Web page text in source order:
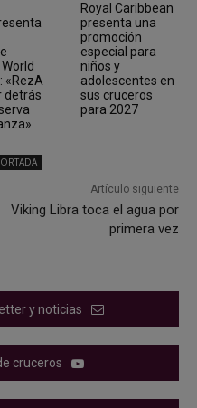
«RezA
detrás
Royal Caribbean
presenta una
promoción
especial para
niños y
adolescentes en
sus cruceros
para 2027
Artículo siguiente
Viking Libra toca el agua por
primera vez
y noticias
cruceros